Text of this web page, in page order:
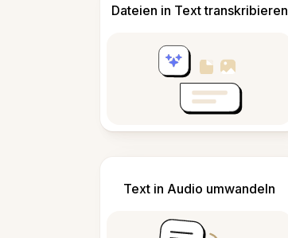
Dateien in Text transkribieren
Text in Audio umwandeln